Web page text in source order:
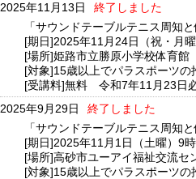
2025年11月13日
終了しました
「サウンドテーブルテニス周知
[期日]2025年11月24日（祝・月
[場所]姫路市立勝原小学校体育館
[対象]15歳以上でパラスポーツの
[受講料]無料 令和7年11月23日
2025年9月29日
終了しました
「サウンドテーブルテニス周知
[期日]2025年11月1日（土曜）9
[場所]高砂市ユーアイ福祉交流セ
[対象]15歳以上でパラスポーツの